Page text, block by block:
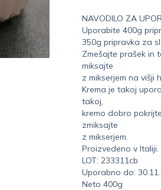
NAVODILO ZA
Uporabite 400g
350g pripravka za
Zmešajte prašek in
miksajte
z mikserjem na višji
Krema je takoj
takoj,
kremo dobro
zmiksajte
z mikserjem.
Proizvedeno v Italiji.
LOT: 233311cb
Uporabno do:
Neto 400g